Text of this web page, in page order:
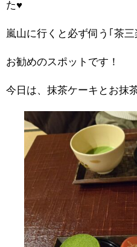
た♥️
嵐山に行くと必ず伺う｢茶三
お勧めのスポットです！
今日は、抹茶ケーキとお抹